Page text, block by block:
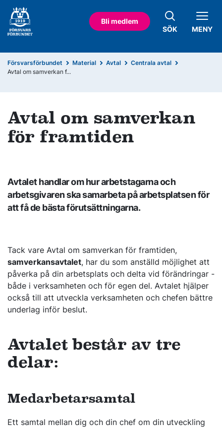
Bli medlem
SÖK
MENY
Försvarsförbundet Material Avtal
Centrala avtal
Avtal om samverkan f...
Avtal om samverkan
för framtiden
Avtalet handlar om hur arbetstagarna och
arbetsgivaren ska samarbeta på arbetsplatsen för
att få de bästa förutsättningarna.
Tack vare Avtal om samverkan för framtiden,
samverkansavtalet, har du som anställd möjlighet att
påverka på din arbetsplats och delta vid förändringar -
både i verksamheten och för egen del. Avtalet hjälper
också till att utveckla verksamheten och chefen bättre
underlag inför beslut.
Avtalet består av tre
delar:
Medarbetarsamtal
Ett samtal mellan dig och din chef om din utveckling